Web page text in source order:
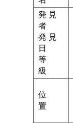
発 見
者
発 見
日
等
級
位
置